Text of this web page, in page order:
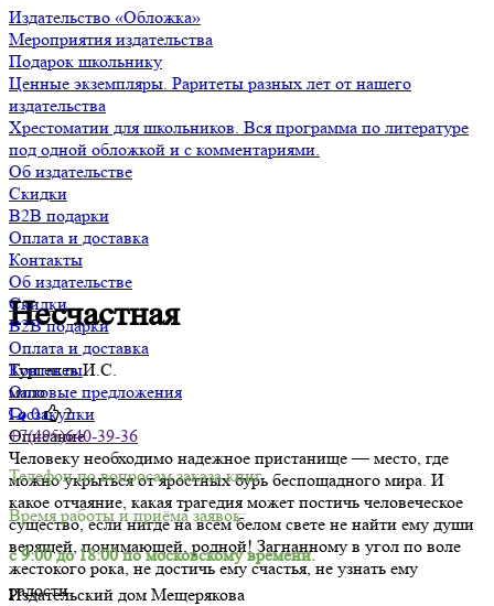
Издательство «Обложка»
Мероприятия издательства
Подарок школьнику
Ценные экземпляры. Раритеты разных лет от нашего
издательства
Хрестоматии для школьников. Вся программа по литературе
под одной обложкой и с комментариями.
Об издательстве
Скидки
B2B подарки
Оплата и доставка
Контакты
Об издательстве
Скидки
B2B подарки
Оплата и доставка
Контакты
Оптовые предложения
Госзакупки
+7(495)640-39-36
Телефон по вопросам заказа книг.
Время работы и приёма заявок:
с 9:00 до 18:00 по московскому времени.
Издательский дом Мещерякова
Несчастная
Тургенев И.С.
мало
0
2
Описание
Человеку необходимо надежное пристанище — место, где
можно укрыться от яростных бурь беспощадного мира. И
какое отчаяние, какая трагедия может постичь человеческое
существо, если нигде на всем белом свете не найти ему души
верящей, понимающей, родной! Загнанному в угол по воле
жестокого рока, не достичь ему счастья, не узнать ему
радости.